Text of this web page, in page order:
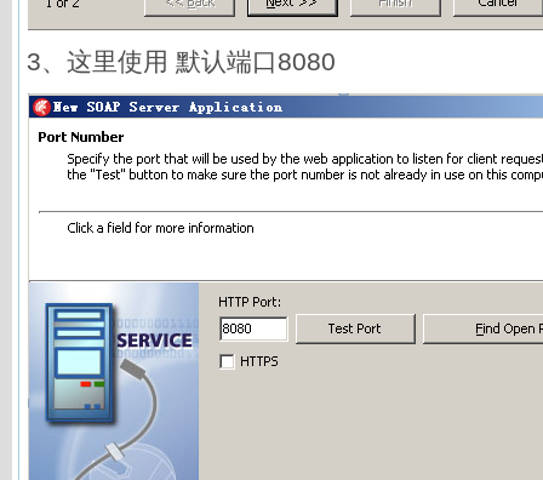
3、这里使用 默认端口8080